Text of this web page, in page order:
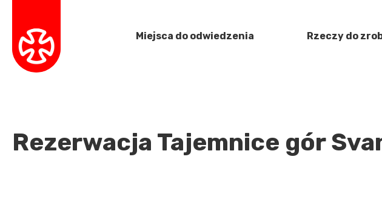
Miejsca do odwiedzenia Rzeczy do
Rezerwacja Tajemnice gór